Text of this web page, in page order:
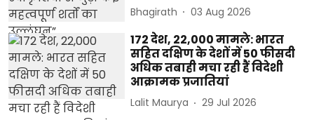
Bhagirath 03 Aug 2026
172 देश, 22,000 मामले: भारत
सहित दक्षिण के देशों में 50 फीसदी
अधिक तबाही मचा रही हैं विदेशी
आक्रामक प्रजातियां
Lalit Maurya 29 Jul 2026